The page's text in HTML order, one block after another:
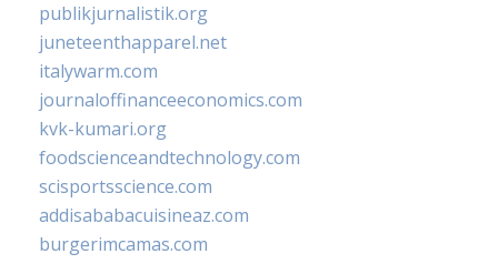
publikjurnalistik.org
juneteenthapparel.net
italywarm.com
journaloffinanceeconomics.com
kvk-kumari.org
foodscienceandtechnology.com
scisportsscience.com
addisababacuisineaz.com
burgerimcamas.com